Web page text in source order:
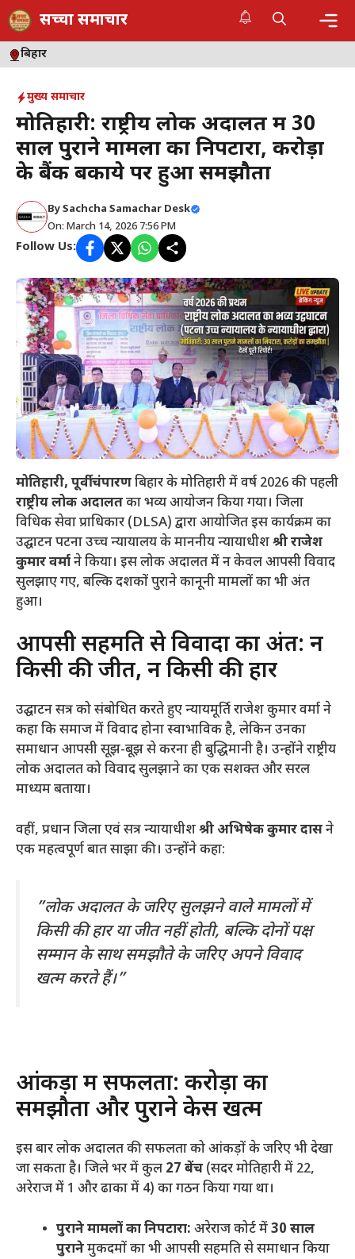
Skip
to
content
सच्चा समाचार
बिहार
मुख्य समाचार
मोतिहारी: राष्ट्रीय लोक अदालत में 30
साल पुराने मामलों का निपटारा, करोड़ों
के बैंक बकाये पर हुआ समझौता
BySachcha Samachar Desk
On: March 14, 2026 7:56 PM
Follow Us:
मोतिहारी, पूर्वी चंपारणबिहार के मोतिहारी में वर्ष 2026 की पहली
राष्ट्रीय लोक अदालतका भव्य आयोजन किया गया। जिला
विधिक सेवा प्राधिकार (DLSA) द्वारा आयोजित इस कार्यक्रम का
उद्घाटन पटना उच्च न्यायालय के माननीय न्यायाधीशश्री राजेश
कुमार वर्माने किया। इस लोक अदालत में न केवल आपसी विवाद
सुलझाए गए, बल्कि दशकों पुराने कानूनी मामलों का भी अंत
हुआ।
​आपसी सहमति से विवादों का अंत: न
किसी की जीत, न किसी की हार
​उद्घाटन सत्र को संबोधित करते हुए न्यायमूर्ति राजेश कुमार वर्मा ने
कहा कि समाज में विवाद होना स्वाभाविक है, लेकिन उनका
समाधान आपसी सूझ-बूझ से करना ही बुद्धिमानी है। उन्होंने राष्ट्रीय
लोक अदालत को विवाद सुलझाने का एक सशक्त और सरल
माध्यम बताया।
​वहीं, प्रधान जिला एवं सत्र न्यायाधीशश्री अभिषेक कुमार दासने
एक महत्वपूर्ण बात साझा की। उन्होंने कहा:
​”लोक अदालत के जरिए सुलझने वाले मामलों में
किसी की हार या जीत नहीं होती, बल्कि दोनों पक्ष
सम्मान के साथ समझौते के जरिए अपने विवाद
खत्म करते हैं।”
​आंकड़ों में सफलता: करोड़ों का
समझौता और पुराने केस खत्म
​इस बार लोक अदालत की सफलता को आंकड़ों के जरिए भी देखा
जा सकता है। जिले भर में कुल 27 बेंच (सदर मोतिहारी में 22,
अरेराज में 1 और ढाका में 4) का गठन किया गया था।
पुराने मामलों का निपटारा: अरेराज कोर्ट में30 साल
पुरानेमुकदमों का भी आपसी सहमति से समाधान किया